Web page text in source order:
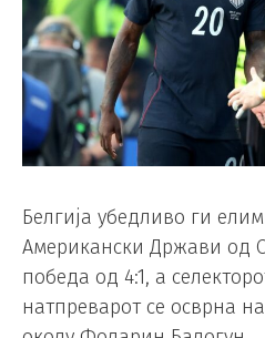
Белгија убедливо ги
Американски Држави од
победа од 4:1, а
натпреварот се осврна